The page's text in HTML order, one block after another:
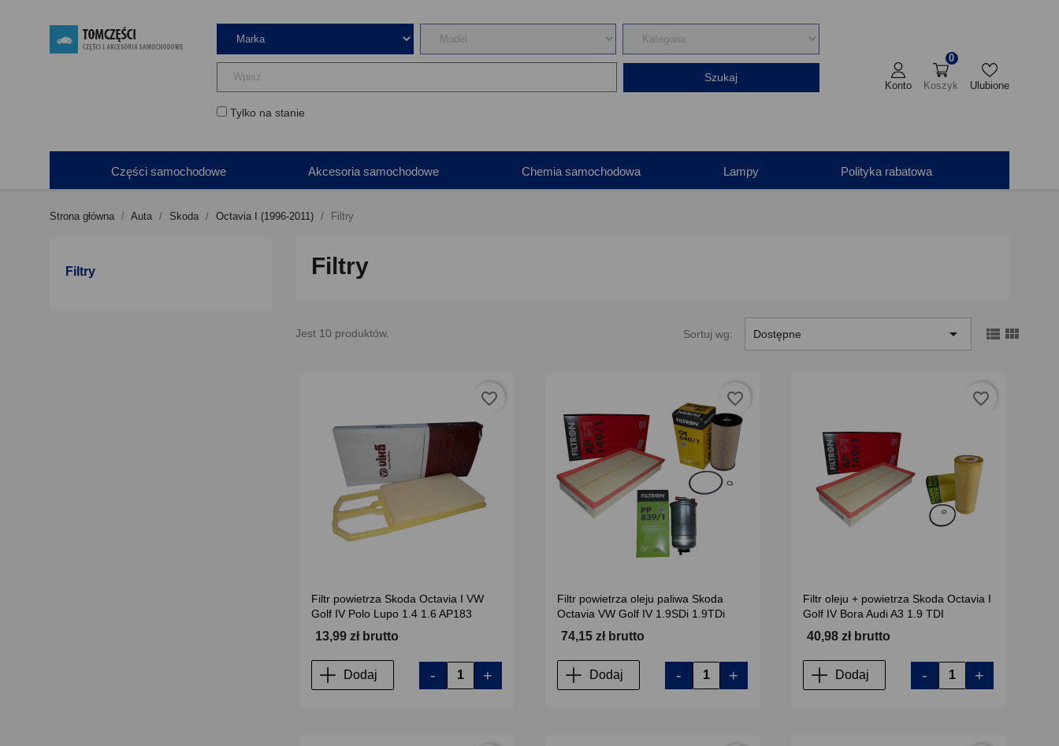
Tylko na stanie
Szukaj
Konto Koszyk
0
Ulubione
Części samochodowe Akcesoria samochodowe Chemia samochodowa Lampy Polityka rabatowa
Strona główna Auta Skoda Octavia I (1996-2011) Filtry
Filtry Filtry
Jest 10 produktów. Sortuj wg: Dostępne   
Filtr powietrza Skoda Octavia I VW
Golf IV Polo Lupo 1.4 1.6 AP183
13,99 zł brutto
Dodaj - +
favorite_border
Filtr powietrza oleju paliwa Skoda
Octavia VW Golf IV 1.9SDi 1.9TDi
74,15 zł brutto
Dodaj - +
favorite_border
Filtr oleju + powietrza Skoda Octavia I
Golf IV Bora Audi A3 1.9 TDI
40,98 zł brutto
Dodaj - +
favorite_border